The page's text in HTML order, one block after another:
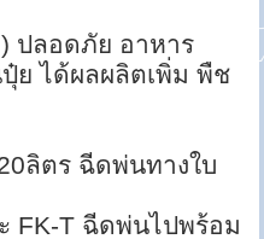
ปลอดภัย อาหาร
ย ได้ผลผลิตเพิ่ม พืช
ลิตร ฉีดพ่นทางใบ
FK-T ฉีดพ่นไปพร้อม